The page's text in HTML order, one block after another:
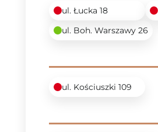
ul. Łucka 18
ul. Boh. Warszawy 26
ul. Kościuszki 109